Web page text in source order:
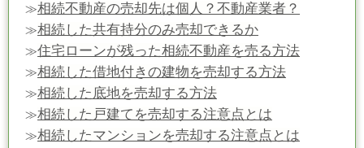
≫相続不動産の売却先は個人？不動産業者？
≫相続した共有持分のみ売却できるか
≫住宅ローンが残った相続不動産を売る方法
≫相続した借地付きの建物を売却する方法
≫相続した底地を売却する方法
≫相続した戸建てを売却する注意点とは
≫相続したマンションを売却する注意点とは